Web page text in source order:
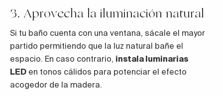
3. Aprovecha la iluminación natural
Si tu baño cuenta con una ventana, sácale el mayor
partido permitiendo que la luz natural bañe el
espacio. En caso contrario, instala luminarias
LED en tonos cálidos para potenciar el efecto
acogedor de la madera.